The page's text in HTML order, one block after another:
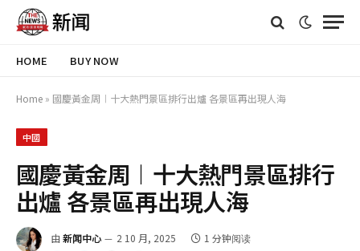
HOME BUY NOW
Home » 國慶黃金周︱十大熱門景區排行出爐 各景區再出現人海
中國
國慶黃金周︱十大熱門景區排行
出爐 各景區再出現人海
由 新闻中心 2 10 月, 2025 1 分钟阅读